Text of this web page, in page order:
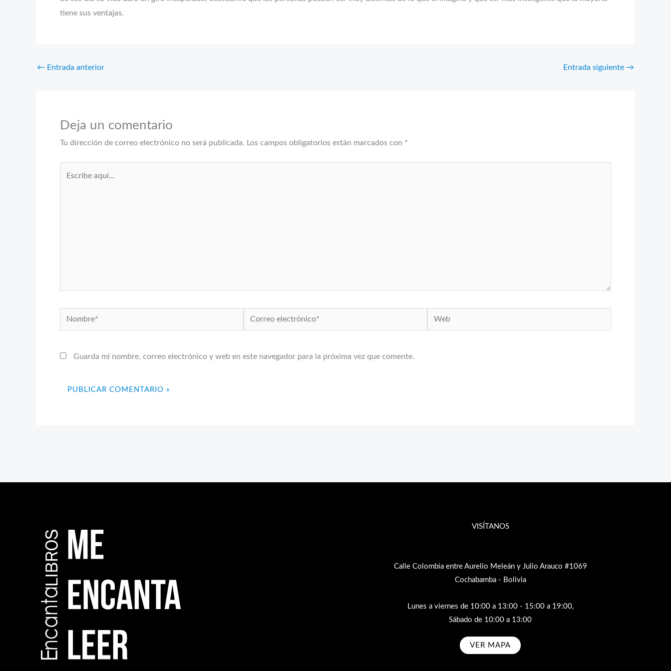
tiene sus ventajas.
← Entrada anterior Entrada siguiente →
Deja un comentario
Tu dirección de correo electrónico no será publicada. Los campos obligatorios están marcados con *
Nombre*
Correo
electrónico*
Web
Guarda mi nombre, correo electrónico y web en este navegador para la próxima vez que comente.
VISÍTANOS
Calle Colombia entre Aurelio Meleán y Julio Arauco #1069
Cochabamba - Bolivia
Lunes a viernes de 10:00 a 13:00 - 15:00 a 19:00,
Sábado de 10:00 a 13:00
VER MAPA